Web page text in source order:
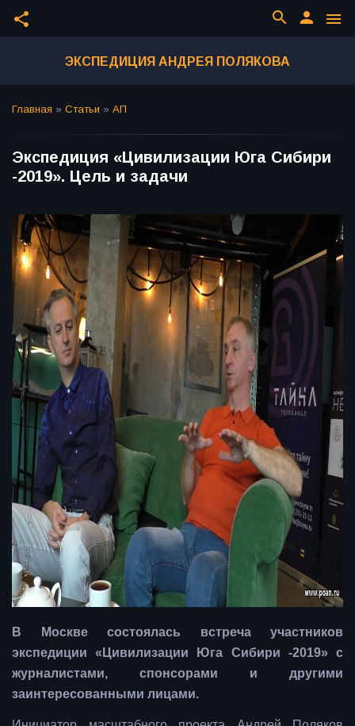
share menu
person
search
ЭКСПЕДИЦИЯ АНДРЕЯ ПОЛЯКОВА
Главная » Статьи » АП
Экспедиция «Цивилизации Юга Сибири
-2019». Цель и задачи
В Москве состоялась встреча участников
экспедиции «Цивилизации Юга Сибири -2019» с
журналистами, спонсорами и другими
заинтересованными лицами.